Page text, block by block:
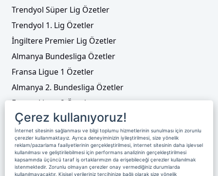
Trendyol Süper Lig Özetler
Trendyol 1. Lig Özetler
İngiltere Premier Lig Özetler
Almanya Bundesliga Özetler
Fransa Ligue 1 Özetler
Almanya 2. Bundesliga Özetler
Fransa Ligue 2 Özetler
Tenis
Video Liste
Foto Galeriler
Çerez kullanıyoruz!
İnternet sitesinin sağlanması ve bilgi toplumu hizmetlerinin sunulması için zorunlu
çerezler kullanmaktayız. Ayrıca deneyiminizin iyileştirilmesi, size yönelik
reklam/pazarlama faaliyetlerinin gerçekleştirilmesi, internet sitesinin daha işlevsel
kullanılması ve geliştirilebilmesi için performans analizinin gerçekleştirilmesi
kapsamında üçüncü taraf iş ortaklarımızın da erişebileceği çerezler kullanılmak
istenmektedir. Zorunlu olmayan çerezler onay vermediğiniz durumlarda
kullanılmayacaktır. Kişisel verileriniz tercihinize bağlı olarak size yönelik